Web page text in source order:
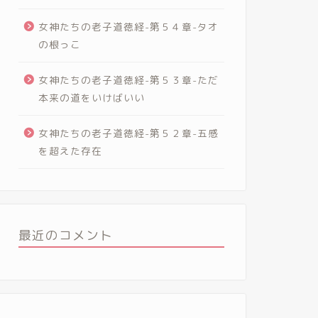
女神たちの老子道徳経-第５４章-タオ
の根っこ
女神たちの老子道徳経-第５３章-ただ
本来の道をいけばいい
女神たちの老子道徳経-第５２章-五感
を超えた存在
最近のコメント